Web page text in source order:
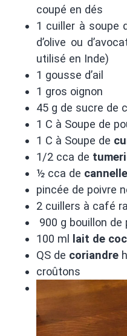
coupé en dés
1 cuiller à soupe
d’olive ou
utilisé en Inde)
1 gousse d’ail
1 gros oignon
45 g de sucre de
1 C à Soupe de
1 C à Soupe de
1/2 cca de
½ cca de cannelle
pincée de poivre
2 cuillers à café
900 g bouillon de
100 ml
lait de
QS de coriandre
croûtons